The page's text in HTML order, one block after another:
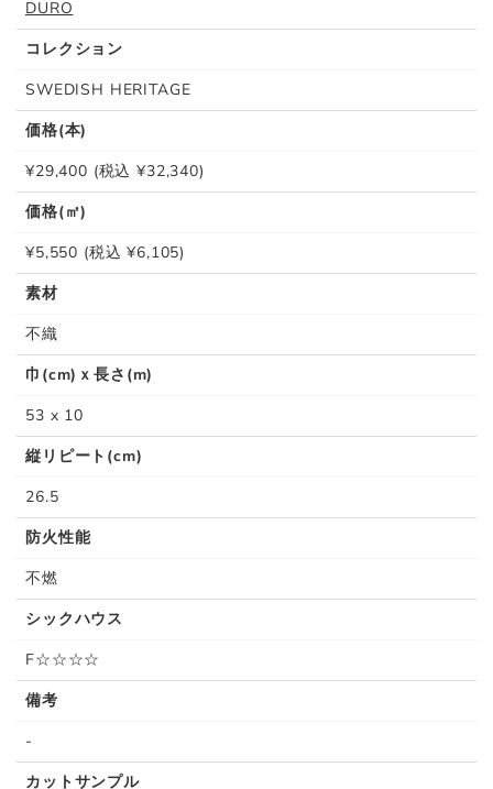
DURO
コレクション
SWEDISH HERITAGE
価格(本)
¥29,400 (税込 ¥32,340)
価格(㎡)
¥5,550 (税込 ¥6,105)
素材
不織
巾(cm)ｘ長さ(m)
53 x 10
縦リピート(cm)
26.5
防火性能
不燃
シックハウス
F☆☆☆☆
備考
-
カットサンプル